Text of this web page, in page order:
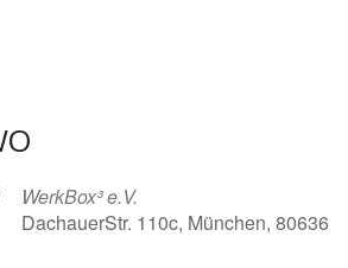
WerkBox³ e.V.
DachauerStr. 110c, München, 80636